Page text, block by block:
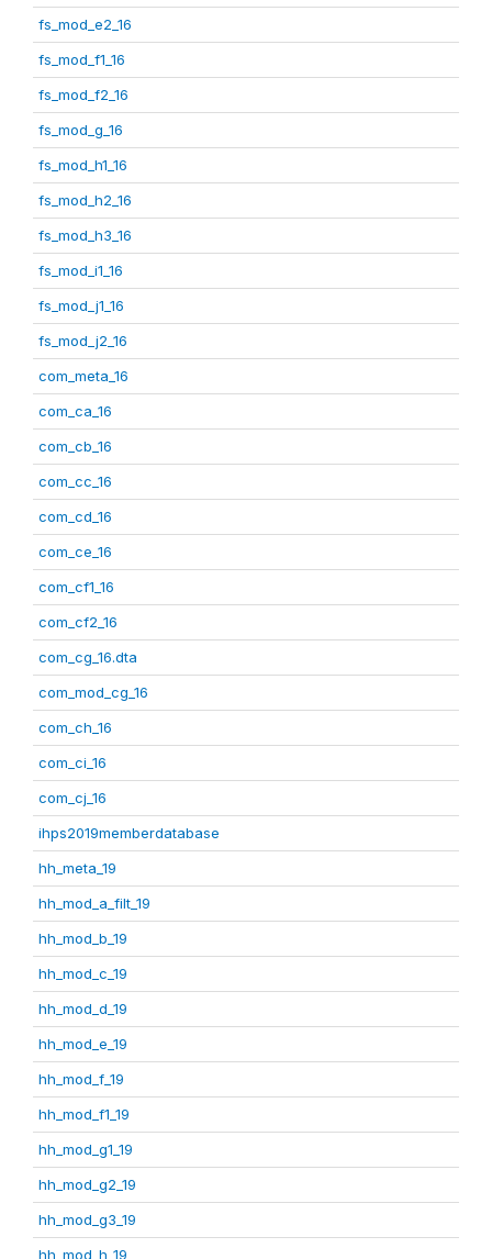
fs_mod_e2_16
fs_mod_f1_16
fs_mod_f2_16
fs_mod_g_16
fs_mod_h1_16
fs_mod_h2_16
fs_mod_h3_16
fs_mod_i1_16
fs_mod_j1_16
fs_mod_j2_16
com_meta_16
com_ca_16
com_cb_16
com_cc_16
com_cd_16
com_ce_16
com_cf1_16
com_cf2_16
com_cg_16.dta
com_mod_cg_16
com_ch_16
com_ci_16
com_cj_16
ihps2019memberdatabase
hh_meta_19
hh_mod_a_filt_19
hh_mod_b_19
hh_mod_c_19
hh_mod_d_19
hh_mod_e_19
hh_mod_f_19
hh_mod_f1_19
hh_mod_g1_19
hh_mod_g2_19
hh_mod_g3_19
hh_mod_h_19